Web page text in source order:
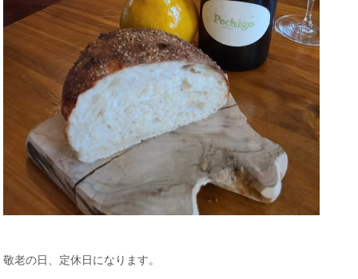
敬老の日、定休日になります。